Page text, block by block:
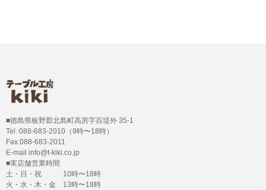
■徳島県板野郡北島町高房字百堤外 35-1
Tel. 088-683-2010（9時〜18時）
Fax.088-683-2011
E-mail info@t-kiki.co.jp
■実店舗営業時間
土・日・祝 10時〜18時
火・水・木・金 13時〜18時